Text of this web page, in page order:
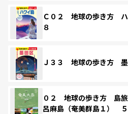
Ｃ０２ 地球の歩き方
８
Ｊ３３ 地球の歩き方
０２ 地球の歩き方 島
呂麻島（奄美群島１）